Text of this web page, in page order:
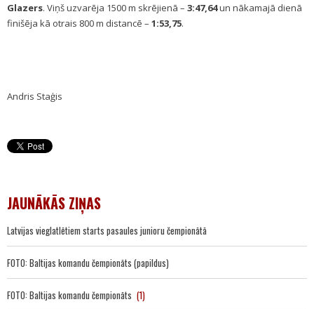
Glazers. Viņš uzvarēja 1500 m skrējienā – 3:47,64un nākamajā dienā
finišēja kā otrais 800 m distancē – 1:53,75.
Andris Staģis
JAUNĀKĀS ZIŅAS
Latvijas vieglatlētiem starts pasaules junioru čempionātā
FOTO: Baltijas komandu čempionāts (papildus)
FOTO: Baltijas komandu čempionāts (1)